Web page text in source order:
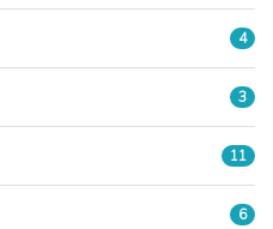
4
3
11
6